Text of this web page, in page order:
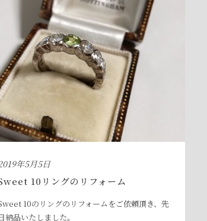
年5月5日
10リングのリフォーム
10のリングのリフォームをご依頼頂き、先
納品いたしました。